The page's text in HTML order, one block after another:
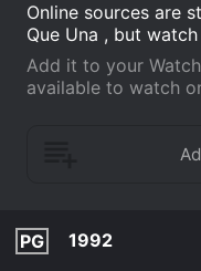
Online sources are
Que Una , but
Add it to your
available to watch
PG
1992